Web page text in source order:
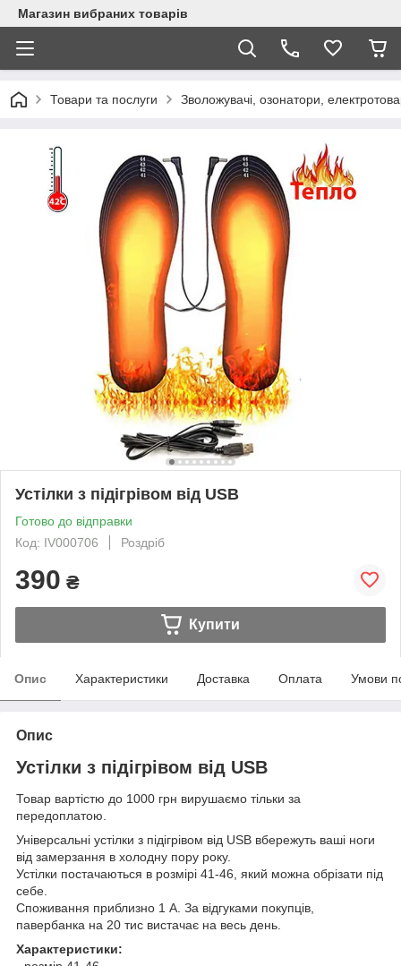
Магазин вибраних товарів
Товари та послуги Зволожувачі, озонатори,
Устілки з підігрівом від USB
Готово до відправки
Код: IV000706
Роздріб
390 ₴
Купити
Опис Характеристики Доставка Оплата Умови
Опис
Устілки з підігрівом від USB
Товар вартістю до 1000 грн вирушаємо тільки за
передоплатою.
Універсальні устілки з підігрівом від USB вбережуть ваші ноги
від замерзання в холодну пору року.
Устілки постачаються в розмірі 41-46, який можна обрізати під
себе.
Споживання приблизно 1 А. За відгуками покупців,
павербанка на 20 тис вистачає на весь день.
Характеристики: